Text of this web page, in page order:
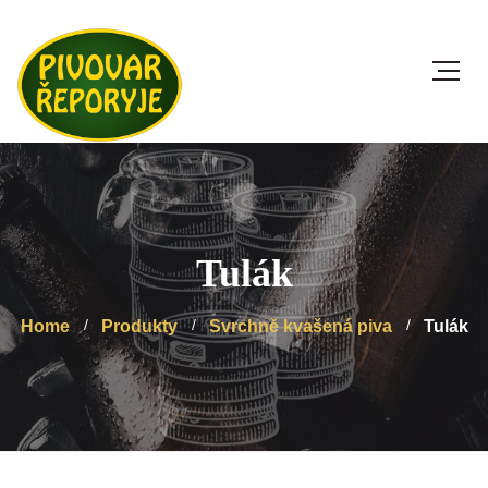
Tulák
Home Produkty Svrchně kvašená piva Tulák